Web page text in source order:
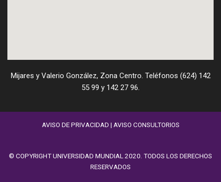
Mijares y Valerio González, Zona Centro. Teléfonos (624) 142
55 99 y 142 27 96.
AVISO DE PRIVACIDAD | AVISO CONSULTORIOS
© COPYRIGHT UNIVERSIDAD MUNDIAL 2020. TODOS LOS DERECHOS
RESERVADOS